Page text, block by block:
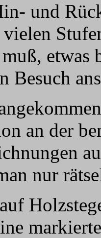
und
etwas
Besuch
an der
nur